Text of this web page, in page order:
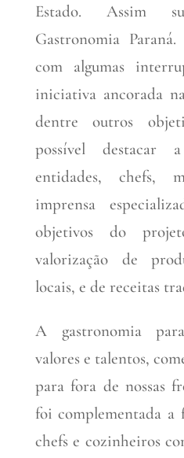
Estado. Assim
Gastronomia
com algumas
iniciativa ancorada
dentre outros
possível
entidades, chefs,
imprensa
objetivos do
valorização de
locais, e de receitas
A gastronomia
valores e talentos,
para fora de nossas
foi complementada a
chefs e cozinheiros